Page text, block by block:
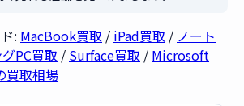
: MacBook買取 / iPad買取 / ノート
PC買取 / Surface買取 / Microsoft
買取相場